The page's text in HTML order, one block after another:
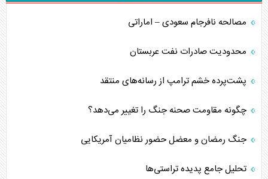
مصالحه نافرجام سعودی – اماراتی
محدودیت صادرات نفت عربستان
پشت‌پرده خشم ترامپ از رسانه‌های منتقد
چگونه مقاومت صحنه جنگ را تغییر می‌دهد؟
جنگ رمضان و معضل حضور نظامیان آمریکایی
تحلیل جامع پدیده تراستی‌ها